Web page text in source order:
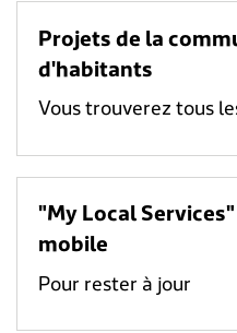
Projets de la
d'habitants
Vous trouverez tous
"My Local
mobile
Pour rester à jour